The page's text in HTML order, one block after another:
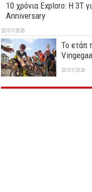
10 χρόνια Exploro: Η 3T
Anniversary
20/07/2026
Το ετάπ
20/07/2026